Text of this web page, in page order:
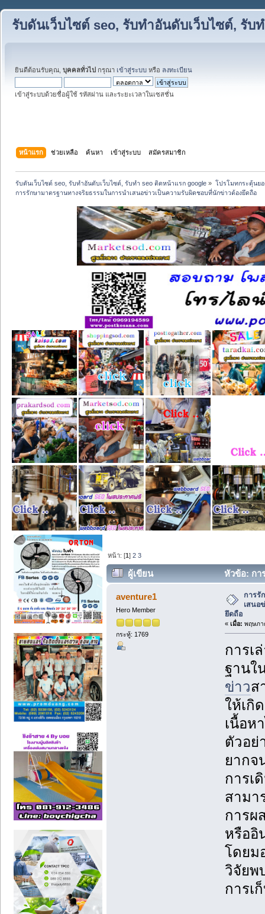
รับดันเว็บไซต์ seo, รับทำอันดับเว็บไซต์, รับ
ยินดีต้อนรับคุณ, บุคคลทั่วไป กรุณา เข้าสู่ระบบ หรือ ลงทะเบียน
เข้าสู่ระบบด้วยชื่อผู้ใช้ รหัสผ่าน และระยะเวลาในเซสชั่น
หน้าแรก ช่วยเหลือ ค้นหา เข้าสู่ระบบ สมัครสมาชิก
รับดันเว็บไซต์ seo, รับทำอันดับเว็บไซต์, รับทำ seo ติดหน้าแรก google » โปรโมทกระตุ้นย
การรักษามาตรฐานทางจริยธรรมในการนำเสนอข่าวเป็นความรับผิดชอบที่นักข่าวต้องยึดถือ
หน้า: [1]2 3
ผู้เขียน
หัวข้อ: กา
ข่าวต้องยึดถือ (อ่าน 44454 ครั้ง)
aventure1
Hero Member
กระทู้: 1769
การรั
เสนอ
ยึดถือ
« เมื่อ: พฤษภา
การเ
ฐานใ
ข่าวส
ให้เกิ
เนื้อห
ตัวอย่
ยากจ
การเ
สามา
การผ
หรืออิ
โดยม
วิจัยพ
การเ